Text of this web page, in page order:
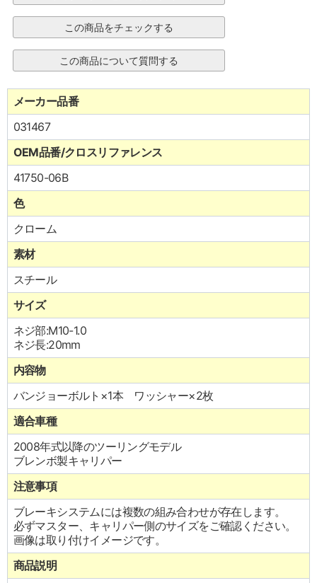
メーカー品番
031467
OEM品番/クロスリファレンス
41750-06B
色
クローム
素材
スチール
サイズ
ネジ部:M10-1.0
ネジ長:20mm
内容物
バンジョーボルト×1本 ワッシャー×2枚
適合車種
2008年式以降のツーリングモデル
ブレンボ製キャリパー
注意事項
ブレーキシステムには複数の組み合わせが存在します。
必ずマスター、キャリパー側のサイズをご確認ください。
画像は取り付けイメージです。
商品説明